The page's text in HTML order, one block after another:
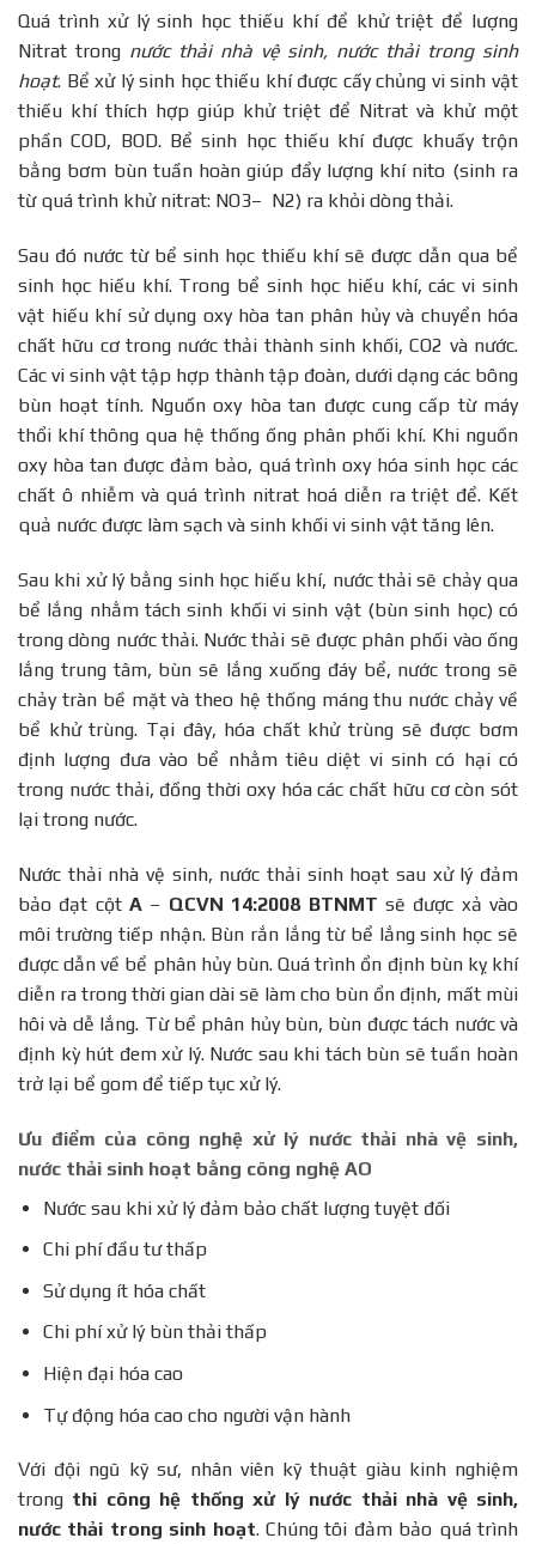
Quá trình xử lý sinh học thiếu khí để khử triệt để lượng
Nitrat trong nước thải nhà vệ sinh, nước thải trong sinh
hoạt. Bể xử lý sinh học thiếu khí được cấy chủng vi sinh vật
thiếu khí thích hợp giúp khử triệt để Nitrat và khử một
phần COD, BOD. Bể sinh học thiếu khí được khuấy trộn
bằng bơm bùn tuần hoàn giúp đẩy lượng khí nito (sinh ra
từ quá trình khử nitrat: NO3– N­2­) ra khỏi dòng thải.
Sau đó nước từ bể sinh học thiếu khí sẽ được dẫn qua bể
sinh học hiếu khí. Trong bể sinh học hiếu khí, các vi sinh
vật hiếu khí sử dụng oxy hòa tan phân hủy và chuyển hóa
chất hữu cơ trong nước thải thành sinh khối, CO2 và nước.
Các vi sinh vật tập hợp thành tập đoàn, dưới dạng các bông
bùn hoạt tính. Nguồn oxy hòa tan được cung cấp từ máy
thổi khí thông qua hệ thống ống phân phối khí. Khi nguồn
oxy hòa tan được đảm bảo, quá trình oxy hóa sinh học các
chất ô nhiễm và quá trình nitrat hoá diễn ra triệt để. Kết
quả nước được làm sạch và sinh khối vi sinh vật tăng lên.
Sau khi xử lý bằng sinh học hiếu khí, nước thải sẽ chảy qua
bể lắng nhằm tách sinh khối vi sinh vật (bùn sinh học) có
trong dòng nước thải. Nước thải sẽ được phân phối vào ống
lắng trung tâm, bùn sẽ lắng xuống đáy bể, nước trong sẽ
chảy tràn bề mặt và theo hệ thống máng thu nước chảy về
bể khử trùng. Tại đây, hóa chất khử trùng sẽ được bơm
định lượng đưa vào bể nhằm tiêu diệt vi sinh có hại có
trong nước thải, đồng thời oxy hóa các chất hữu cơ còn sót
lại trong nước.
Nước thải nhà vệ sinh, nước thải sinh hoạt sau xử lý đảm
bảo đạt cộtA – QCVN 14:2008 BTNMT sẽ được xả vào
môi trường tiếp nhận. Bùn rắn lắng từ bể lắng sinh học sẽ
được dẫn về bể phân hủy bùn. Quá trình ổn định bùn kỵ khí
diễn ra trong thời gian dài sẽ làm cho bùn ổn định, mất mùi
hôi và dễ lắng. Từ bể phân hủy bùn, bùn được tách nước và
định kỳ hút đem xử lý. Nước sau khi tách bùn sẽ tuần hoàn
trở lại bể gom để tiếp tục xử lý.
Ưu điểm của công nghệ xử lý nước thải nhà vệ sinh,
nước thải sinh hoạt bằng công nghệ AO
Nước sau khi xử lý đảm bảo chất lượng tuyệt đối
Chi phí đầu tư thấp
Sử dụng ít hóa chất
Chi phí xử lý bùn thải thấp
Hiện đại hóa cao
Tự động hóa cao cho người vận hành
Với đội ngũ kỹ sư, nhân viên kỹ thuật giàu kinh nghiệm
trong thi công hệ thống xử lý nước thải nhà vệ sinh,
nước thải trong sinh hoạt. Chúng tôi đảm bảo quá trình